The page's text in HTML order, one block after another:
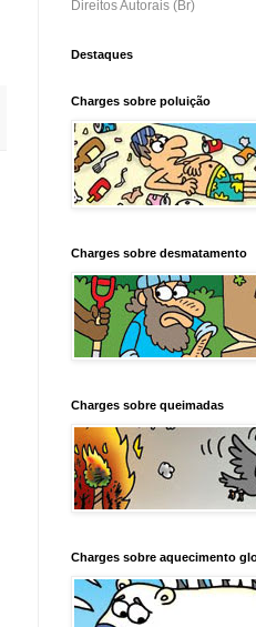
Direitos Autorais (Br)
Destaques
Charges sobre poluição
Charges sobre desmatamento
Charges sobre queimadas
Charges sobre aquecimento